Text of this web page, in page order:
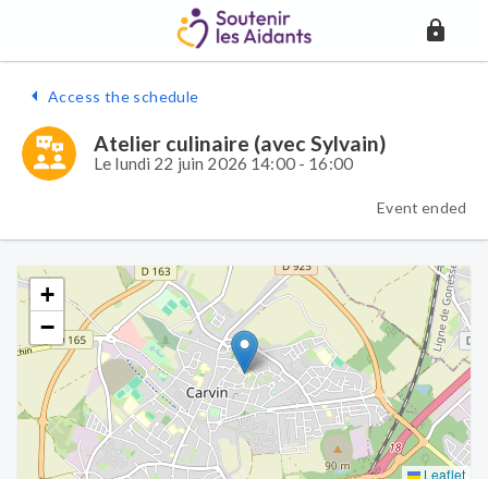
Access the schedule
Atelier culinaire (avec Sylvain)
Le lundi 22 juin 2026 14:00 - 16:00
Event ended
+
−
Leaflet